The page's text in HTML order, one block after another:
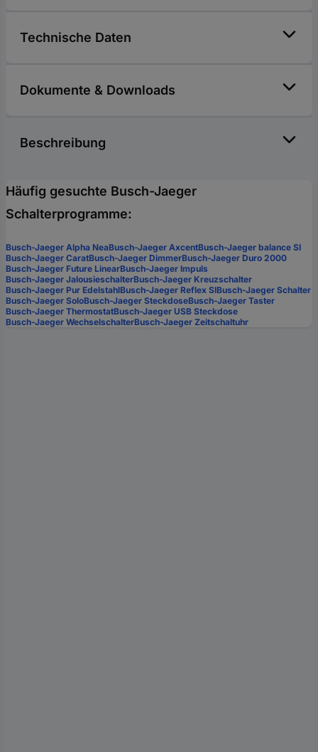
Technische Daten
Dokumente & Downloads
Beschreibung
Häufig gesuchte Busch-Jaeger
Schalterprogramme:
Busch-Jaeger Alpha NeaBusch-Jaeger AxcentBusch-Jaeger balance SI
Busch-Jaeger CaratBusch-Jaeger DimmerBusch-Jaeger Duro 2000
Busch-Jaeger Future LinearBusch-Jaeger Impuls
Busch-Jaeger JalousieschalterBusch-Jaeger Kreuzschalter
Busch-Jaeger Pur EdelstahlBusch-Jaeger Reflex SIBusch-Jaeger Schalter
Busch-Jaeger SoloBusch-Jaeger SteckdoseBusch-Jaeger Taster
Busch-Jaeger ThermostatBusch-Jaeger USB Steckdose
Busch-Jaeger WechselschalterBusch-Jaeger Zeitschaltuhr